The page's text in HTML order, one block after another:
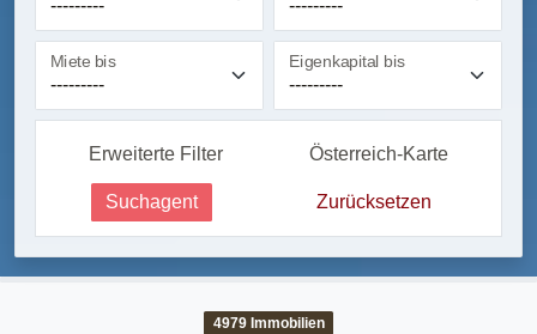
Miete bis Eigenkapital bis
Erweiterte Filter Österreich-Karte
Suchagent Zurücksetzen
4979Immobilien